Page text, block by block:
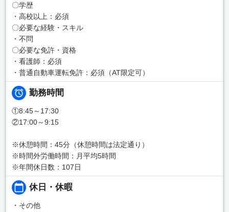
〇学歴
・高校以上：必須
〇必要な経験・スキル
・不問
〇必要な免許・資格
・看護師：必須
・普通自動車運転免許：必須（AT限定可）
勤務時間
①8:45～17:30
②17:00～9:15
※休憩時間：45分（休憩時間は法定通り）
※時間外労働時間：月平均5時間
※年間休日数：107日
休日・休暇
・その他